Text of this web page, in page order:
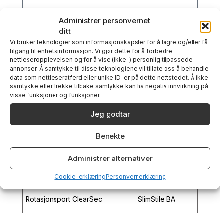
Administrer personvernet
ditt
Vi bruker teknologier som informasjonskapsler for å lagre og/eller få
tilgang til enhetsinformasjon. Vi gjør dette for å forbedre
nettleseropplevelsen og for å vise (ikke-) personlig tilpassede
annonser. Å samtykke til disse teknologiene vil tillate oss å behandle
data som nettleseratferd eller unike ID-er på dette nettstedet. Å ikke
samtykke eller trekke tilbake samtykke kan ha negativ innvirkning på
visse funksjoner og funksjoner.
Jeg godtar
Benekte
Administrer alternativer
Cookie-erklæringPersonvernerklæring
Send inn
Relaterte produkter
Rotasjonsport ClearSec SlimStile BA